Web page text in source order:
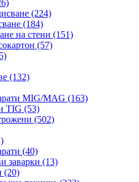
(224)
(184)
на стени (151)
(57)
(132)
MIG/MAG (163)
TIG (53)
(502)
(40)
заварки (13)
(20)